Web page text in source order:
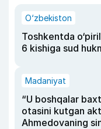
O‘zbekiston
Toshkentda
6 kishiga sud
Madaniyat
“U boshqalar
otasini kutgan
Ahmedovaning